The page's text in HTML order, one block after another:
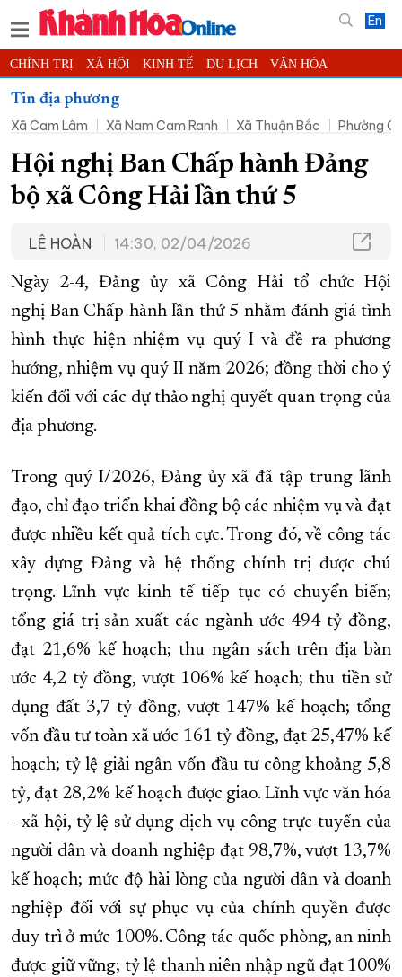
En
CHÍNH TRỊ XÃ HỘI KINH TẾ DU LỊCH VĂN HÓA
THỂ THAO ĐỜI SỐNG
KHOA HỌC - CÔNG NGHỆ PHÁP LUẬT BẠN ĐỌC PHÓNG SỰ
THẾ GIỚI MULTIMEDIA VIDEO ĐỌC BÁO ONLINE
PODCAST THÔNG TIN - QUẢNG CÁO
TRƯỜNG SA BIỂN ĐẢO QUÊ HƯƠNG
CHUNG TAY CẢI CÁCH HÀNH CHÍNH
XÂY DỰNG NÔNG THÔN MỚI LỊCH CẮT ĐIỆN
TÀU - XE - MÁY BAY
KỶ NIỆM 370 NĂM XÂY DỰNG VÀ PHÁT TRIỂN TỈNH KHÁNH HÒA
KHOẢNH KHẮC ĐẸP XỨ TRẦM
XÂY DỰNG KHÁNH HÒA TRỞ THÀNH THÀNH PHỐ TRỰC THUỘC
Tin địa phương
Xã Cam Lâm
Xã Nam Cam Ranh Xã Thuận Bắc Phường
Hội nghị Ban Chấp hành Đảng
bộ xã Công Hải lần thứ 5
LÊ HOÀN 14:30, 02/04/2026
Ngày 2-4, Đảng ủy xã Công Hải tổ chức Hội
nghị Ban Chấp hành lần thứ 5 nhằm đánh giá tình
hình thực hiện nhiệm vụ quý I và đề ra phương
hướng, nhiệm vụ quý II năm 2026; đồng thời cho ý
kiến đối với các dự thảo nghị quyết quan trọng của
địa phương.
Trong quý I/2026, Đảng ủy xã đã tập trung lãnh
đạo, chỉ đạo triển khai đồng bộ các nhiệm vụ và đạt
được nhiều kết quả tích cực. Trong đó, về công tác
xây dựng Đảng và hệ thống chính trị được chú
trọng. Lĩnh vực kinh tế tiếp tục có chuyển biến;
tổng giá trị sản xuất các ngành ước 494 tỷ đồng,
đạt 21,6% kế hoạch; thu ngân sách trên địa bàn
ước 4,2 tỷ đồng, vượt 106% kế hoạch; thu tiền sử
dụng đất 3,7 tỷ đồng, vượt 147% kế hoạch; tổng
vốn đầu tư toàn xã ước 161 tỷ đồng, đạt 25,47% kế
hoạch; tỷ lệ giải ngân vốn đầu tư công khoảng 5,8
tỷ, đạt 28,2% kế hoạch được giao. Lĩnh vực văn hóa
- xã hội, tỷ lệ sử dụng dịch vụ công trực tuyến của
người dân và doanh nghiệp đạt 98,7%, vượt 13,7%
kế hoạch; mức độ hài lòng của người dân và doanh
nghiệp đối với sự phục vụ của chính quyền được
duy trì ở mức 100%. Công tác quốc phòng, an ninh
được giữ vững; tỷ lệ thanh niên nhập ngũ đạt 100%